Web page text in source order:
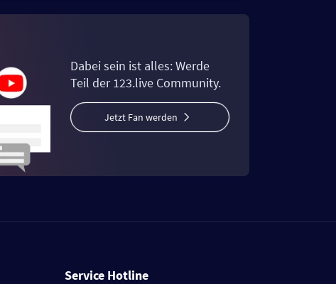
Dabei sein ist alles: Werde
Teil der 123.live Community.
Jetzt Fan werden
Service Hotline